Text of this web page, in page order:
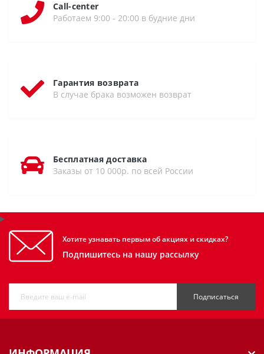
Call-center
Работаем 9:00 - 20:00 в будние дни
Гарантия возврата
В случае брака возможен возврат
Бесплатная доставка
Заказы от 10 000р. по всей России
Хотите узнавать первым об акциях и скидках?
Подпишитесь на нашу рассылку
Подписаться